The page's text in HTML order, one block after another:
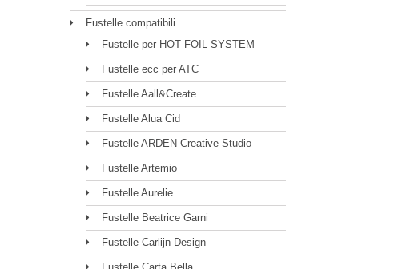
Fustelle compatibili
Fustelle per HOT FOIL SYSTEM
Fustelle ecc per ATC
Fustelle Aall&Create
Fustelle Alua Cid
Fustelle ARDEN Creative Studio
Fustelle Artemio
Fustelle Aurelie
Fustelle Beatrice Garni
Fustelle Carlijn Design